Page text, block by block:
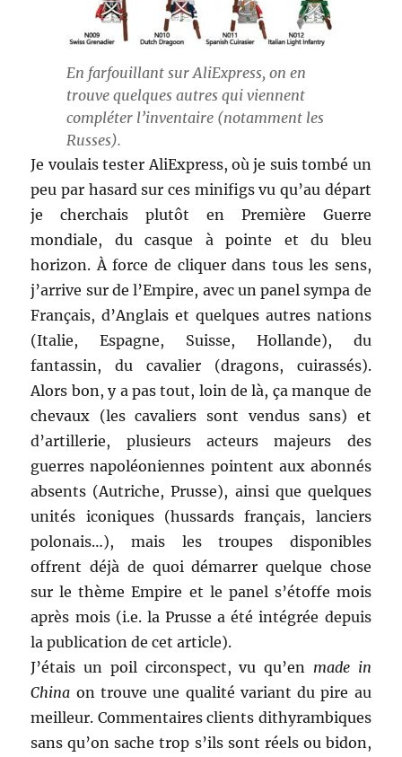
En farfouillant sur AliExpress, on en
trouve quelques autres qui viennent
compléter l’inventaire (notamment les
Russes).
Je voulais tester AliExpress, où je suis tombé un
peu par hasard sur ces minifigs vu qu’au départ
je cherchais plutôt en Première Guerre
mondiale, du casque à pointe et du bleu
horizon. À force de cliquer dans tous les sens,
j’arrive sur de l’Empire, avec un panel sympa de
Français, d’Anglais et quelques autres nations
(Italie, Espagne, Suisse, Hollande), du
fantassin, du cavalier (dragons, cuirassés).
Alors bon, y a pas tout, loin de là, ça manque de
chevaux (les cavaliers sont vendus sans) et
d’artillerie, plusieurs acteurs majeurs des
guerres napoléoniennes pointent aux abonnés
absents (Autriche, Prusse), ainsi que quelques
unités iconiques (hussards français, lanciers
polonais…), mais les troupes disponibles
offrent déjà de quoi démarrer quelque chose
sur le thème Empire et le panel s’étoffe mois
après mois (i.e. la Prusse a été intégrée depuis
la publication de cet article).
J’étais un poil circonspect, vu qu’en made in
China on trouve une qualité variant du pire au
meilleur. Commentaires clients dithyrambiques
sans qu’on sache trop s’ils sont réels ou bidon,